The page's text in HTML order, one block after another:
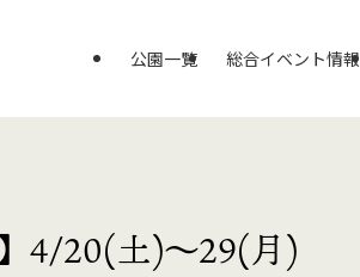
公園一覧 総合イベント情報
4/20(土)〜29(月)